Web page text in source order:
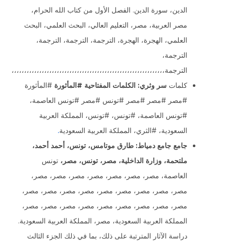
الدين، سورة الدين. الفصل الأول من كتاب الله الحرام،
مصر العربية، مصر، التعليم العالي، البحث العلمي، البحث
العلمي، الهجرة، الهجرة، الترجمة، الترجمة، الترجمة،
الترجمة،،،،،،،،،،،،،،،،،،،،،،،،،،،،،،،،،،،،،،،،،،،،،،،،،،،،،،،،،،،،،
سر وثري: الكلمات المفتاحية #المأثورة #المأثورة
#مصر #مصر #مصر #تونس #مصر #تونس العاصمة،
#تونس العاصمة، #تونس، #تونس، المملكة العربية
السعودية، #الثري، المملكة العربية السعودية.
جامع جامع دمياط: طارق موتامس، تونس، أحمد أحمد،
ملتحمة، وزارة الداخلية، مصر، تونس، مصر،تونس
العاصمة، مصر، مصر، مصر، مصر، مصر، مصر، مصر،
مصر، مصر، مصر، مصر، مصر، مصر، مصر، مصر، مصر،
مصر، مصر، مصر، مصر، مصر، مصر، مصر، مصر، مصر،
المملكة العربية السعودية، مصر، المملكة العربية السعودية.
دراسة الآثار المترتبة على ذلك، بما في ذلك الجزء الثالث